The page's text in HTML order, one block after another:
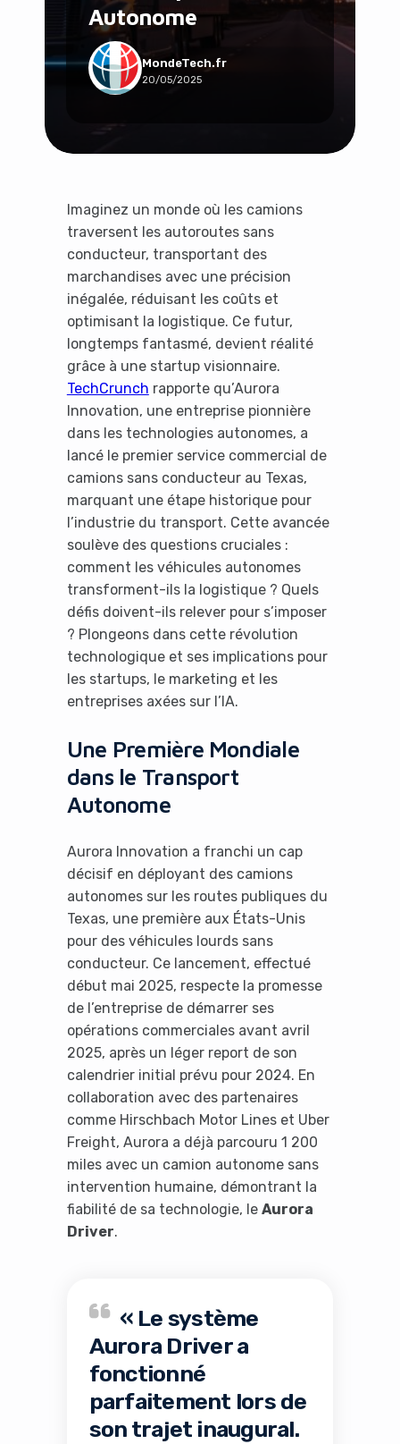
Autonome
MondeTech.fr
20/05/2025
Imaginez un monde où les camions
traversent les autoroutes sans
conducteur, transportant des
marchandises avec une précision
inégalée, réduisant les coûts et
optimisant la logistique. Ce futur,
longtemps fantasmé, devient réalité
grâce à une startup visionnaire.
TechCrunch rapporte qu’Aurora
Innovation, une entreprise pionnière
dans les technologies autonomes, a
lancé le premier service commercial de
camions sans conducteur au Texas,
marquant une étape historique pour
l’industrie du transport. Cette avancée
soulève des questions cruciales :
comment les véhicules autonomes
transforment-ils la logistique ? Quels
défis doivent-ils relever pour s’imposer
? Plongeons dans cette révolution
technologique et ses implications pour
les startups, le marketing et les
entreprises axées sur l’IA.
Une Première Mondiale
dans le Transport
Autonome
Aurora Innovation a franchi un cap
décisif en déployant des camions
autonomes sur les routes publiques du
Texas, une première aux États-Unis
pour des véhicules lourds sans
conducteur. Ce lancement, effectué
début mai 2025, respecte la promesse
de l’entreprise de démarrer ses
opérations commerciales avant avril
2025, après un léger report de son
calendrier initial prévu pour 2024. En
collaboration avec des partenaires
comme Hirschbach Motor Lines et Uber
Freight, Aurora a déjà parcouru 1 200
miles avec un camion autonome sans
intervention humaine, démontrant la
fiabilité de sa technologie, le Aurora
Driver.
« Le système
Aurora Driver a
fonctionné
parfaitement lors de
son trajet inaugural.
Social & Communauté
Tech & Développement
Travail & Productivité
Voyage